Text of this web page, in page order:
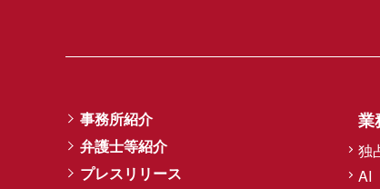
事務所紹介
弁護士等紹介
プレスリリース
業
独
AI